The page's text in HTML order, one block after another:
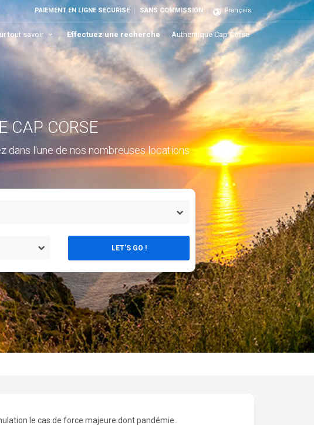
PAIEMENT EN LIGNE SECURISE SANS COMMISSION Français
tout savoir Effectuez une recherche Authentique Cap Corse
CAP CORSE
dans l'une de nos nombreuses locations
LET'S GO !
le cas de force majeure dont pandémie.